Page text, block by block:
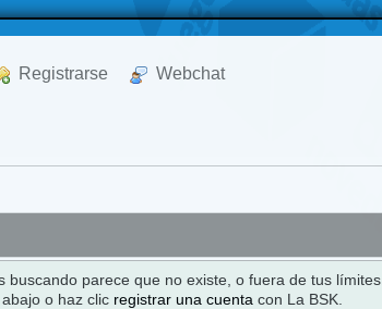
Registrarse Webchat
buscando parece que no existe, o fuera de tus límites.
o haz clic registrar una cuenta con La BSK.